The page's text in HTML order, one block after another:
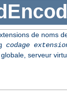
de noms
codage
serveur